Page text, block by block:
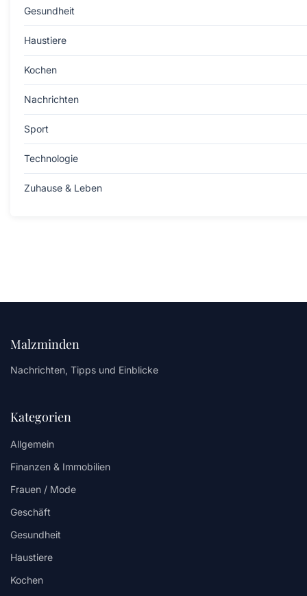
Gesundheit
Haustiere
Kochen
Nachrichten
Sport
Technologie
Zuhause & Leben
Malzminden
Nachrichten, Tipps und Einblicke
Kategorien
Allgemein
Finanzen & Immobilien
Frauen / Mode
Geschäft
Gesundheit
Haustiere
Kochen